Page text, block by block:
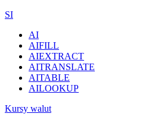
SI
AI
AIFILL
AIEXTRACT
AITRANSLATE
AITABLE
AILOOKUP
Kursy walut